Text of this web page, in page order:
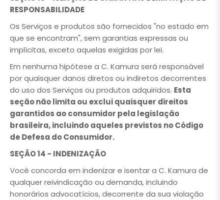
RESPONSABILIDADE
Os Serviços e produtos são fornecidos "no estado em
que se encontram", sem garantias expressas ou
implícitas, exceto aquelas exigidas por lei.
Em nenhuma hipótese a C. Kamura será responsável
por quaisquer danos diretos ou indiretos decorrentes
do uso dos Serviços ou produtos adquiridos. Esta
seção não limita ou exclui quaisquer direitos
garantidos ao consumidor pela legislação
brasileira, incluindo aqueles previstos no Código
de Defesa do Consumidor.
SEÇÃO 14 - INDENIZAÇÃO
Você concorda em indenizar e isentar a C. Kamura de
qualquer reivindicação ou demanda, incluindo
honorários advocatícios, decorrente da sua violação